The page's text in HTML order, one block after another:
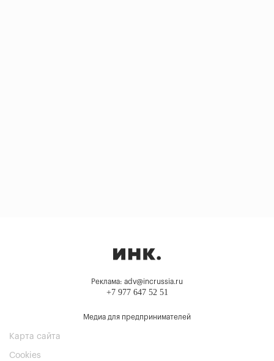
Реклама: adv@incrussia.ru
+7 977 647 52 51
Медиа для предпринимателей
Карта сайта
Cookies